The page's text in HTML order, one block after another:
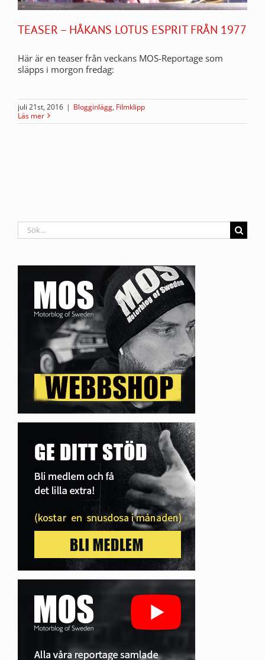
TEASER – HÅKANS LOTUS ESPRIT FRÅN 1977
Här är en teaser från veckans MOS-Reportage som
släpps i morgon fredag:
juli 21st, 2016 | Blogginlägg, Filmklipp
Läs mer
Sök
efter: